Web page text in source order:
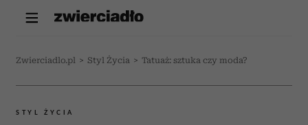
Zwierciadlo.pl > Styl Życia > Tatuaż: sztuka czy moda?
STYL ŻYCIA